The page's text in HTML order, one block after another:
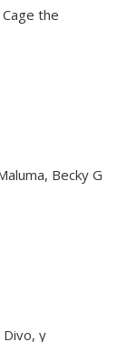
the
Becky G
Divo, y